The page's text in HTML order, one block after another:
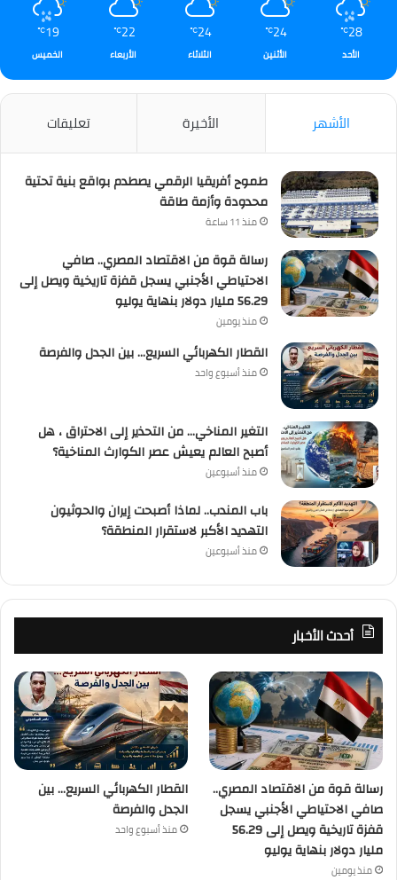
28
℃
الأحد
24
℃
الأثنين
24
℃
الثلاثاء
22
℃
الأربعاء
19
℃
الخميس
الأشهر الأخيرة تعليقات
طموح أفريقيا الرقمي يصطدم بواقع بنية تحتية
محدودة وأزمة طاقة
منذ 11 ساعة
رسالة قوة من الاقتصاد المصري.. صافي
الاحتياطي الأجنبي يسجل قفزة تاريخية ويصل إلى
56.29 مليار دولار بنهاية يوليو
منذ يومين
القطار الكهربائي السريع… بين الجدل والفرصة
منذ أسبوع واحد
التغير المناخي… من التحذير إلى الاحتراق ، هل
أصبح العالم يعيش عصر الكوارث المناخية؟
منذ أسبوعين
باب المندب.. لماذا أصبحت إيران والحوثيون
التهديد الأكبر لاستقرار المنطقة؟
منذ أسبوعين
أحدث الأخبار
رسالة قوة من الاقتصاد المصري..
صافي الاحتياطي الأجنبي يسجل
قفزة تاريخية ويصل إلى 56.29
مليار دولار بنهاية يوليو
منذ يومين
القطار الكهربائي السريع… بين
الجدل والفرصة
منذ أسبوع واحد